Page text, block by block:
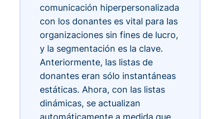
comunicación hiperpersonalizada
con los donantes es vital para las
organizaciones sin fines de lucro,
y la segmentación es la clave.
Anteriormente, las listas de
donantes eran sólo instantáneas
estáticas. Ahora, con las listas
dinámicas, se actualizan
automáticamente a medida que